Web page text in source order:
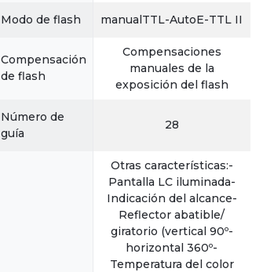
Modo de flash manualTTL-AutoE-TTL II
Compensación
de flash
Compensaciones
manuales de la
exposición del flash
Número de
guía
28
Otras características:-
Pantalla LC iluminada-
Indicación del alcance-
Reflector abatible/
giratorio (vertical 90º-
horizontal 360º-
Temperatura del color